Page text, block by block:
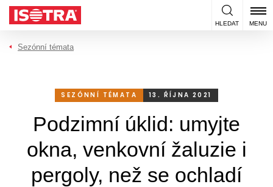
Přeskočit na obsah
HLEDAT MENU
Sezónní témata
SEZÓNNÍ TÉMATA 13. ŘÍJNA 2021
Podzimní úklid: umyjte
okna, venkovní žaluzie i
pergoly, než se ochladí